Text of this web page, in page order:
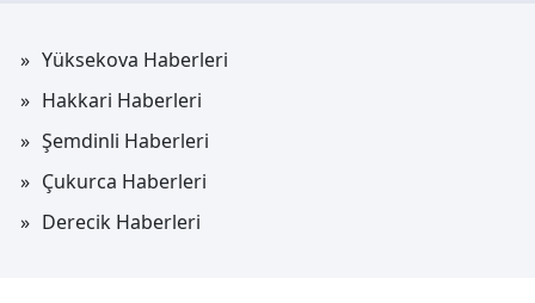
Yüksekova Haberleri
Hakkari Haberleri
Şemdinli Haberleri
Çukurca Haberleri
Derecik Haberleri